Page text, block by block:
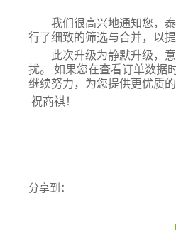
我们很高兴地通知您，
行了细致的筛选与合并，以
此次升级为静默升级，
扰。 如果您在查看订单数据
继续努力，为您提供更优质
祝商祺！
分享到：